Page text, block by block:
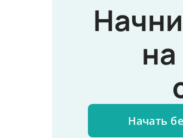
Начать